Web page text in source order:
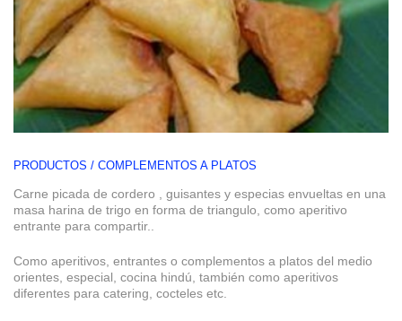
PRODUCTOS / COMPLEMENTOS A PLATOS
Carne picada de cordero , guisantes y especias envueltas en una
masa harina de trigo en forma de triangulo, como aperitivo
entrante para compartir..
Como aperitivos, entrantes o complementos a platos del medio
orientes, especial, cocina hindú, también como aperitivos
diferentes para catering, cocteles etc.